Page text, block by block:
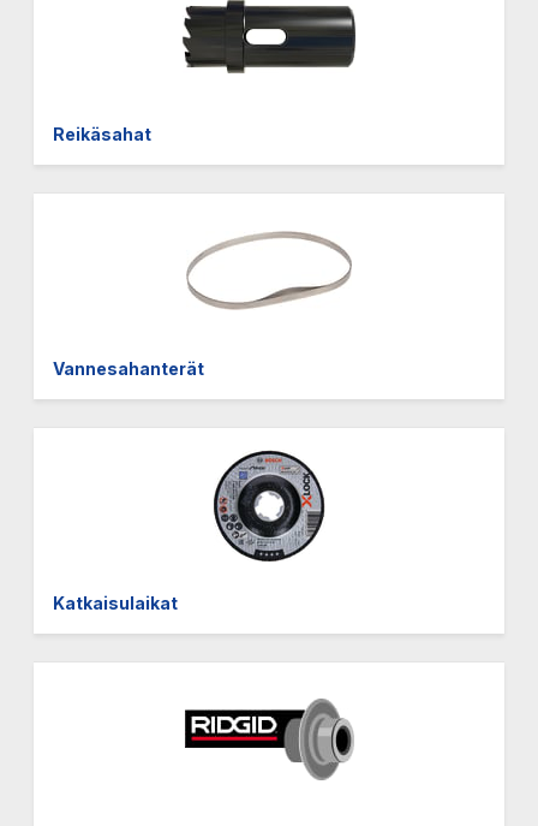
Reikäsahat
Vannesahanterät
Katkaisulaikat